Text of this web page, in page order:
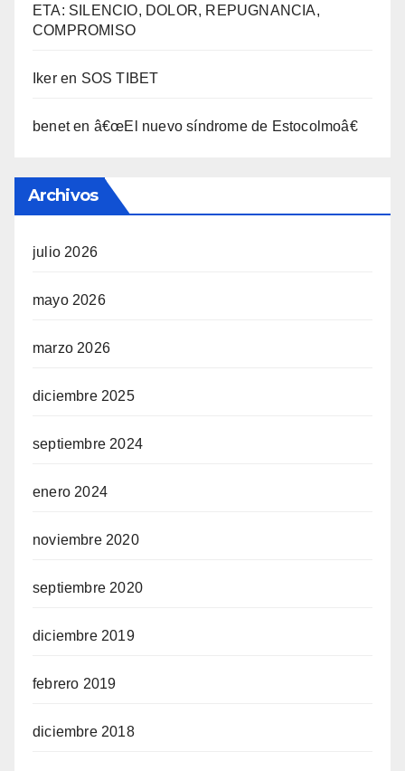
ETA: SILENCIO, DOLOR, REPUGNANCIA,
COMPROMISO
Ikeren SOS TIBET
beneten â€œEl nuevo sí­ndrome de Estocolmoâ€
Archivos
julio 2026
mayo 2026
marzo 2026
diciembre 2025
septiembre 2024
enero 2024
noviembre 2020
septiembre 2020
diciembre 2019
febrero 2019
diciembre 2018